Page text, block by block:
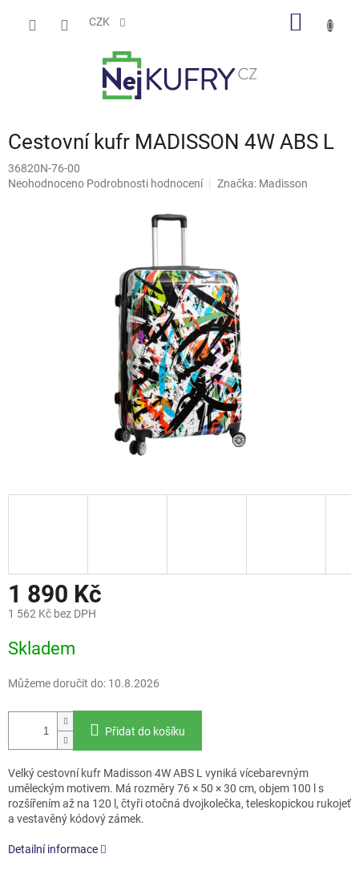
CZK
Cestovní kufr MADISSON 4W ABS L
36820N-76-00
Průměrné
Neohodnoceno Podrobnosti hodnocení Značka: Madisson
1 890 Kč
1 562 Kč bez DPH
cena:
Skladem
Můžeme doručit do: 10.8.2026
Přidat do košíku
Velký cestovní kufr Madisson 4W ABS L vyniká vícebarevným
uměleckým motivem. Má rozměry 76 × 50 × 30 cm, objem 100 l s
rozšířením až na 120 l, čtyři otočná dvojkolečka, teleskopickou rukojeť
a vestavěný kódový zámek.
Detailní informace